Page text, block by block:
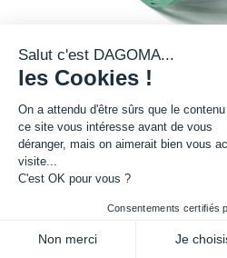
Filament éco-conçu, reconnu pour sa
PLA recyclé et recyclable, issu de la
partenaire Francofil en Seine-Maritime).
Bobine de 500g.
Note : pour utiliser ce produit, il est
Salut c'est DAGOMA...
les Cookies !
On a attendu d'être sûrs que le
ce site vous intéresse avant de vous
déranger, mais on aimerait bien vous
visite...
C'est OK pour vous ?
Consentements certifiés
Non merci Je